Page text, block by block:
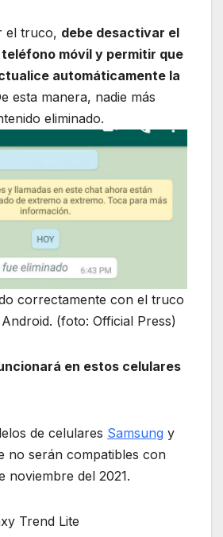
el truco, debe desactivar el
móvil y permitir que
automáticamente la
esta manera, nadie más
eliminado.
correctamente con el truco
(foto: Official Press)
en estos celulares
de celulares Samsung y
no serán compatibles con
noviembre del 2021.
Trend Lite